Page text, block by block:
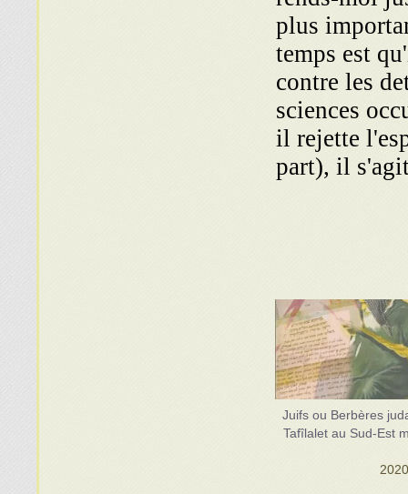
plus
temps est
contre les
sciences
il rejette
part), il
Juifs ou Berbères
Tafîlalet au Sud-Est